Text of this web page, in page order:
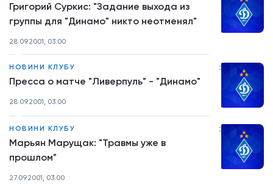
Григорий Суркис: "Задание выхода из
группы для "Динамо" никто неотменял"
28.09.2001, 03:00
:
НОВИНИ КЛУБУ
Пресса о матче "Ливерпуль" - "Динамо"
28.09.2001, 03:00
:
НОВИНИ КЛУБУ
Марьян Марущак: "Травмы уже в
прошлом"
27.09.2001, 03:00